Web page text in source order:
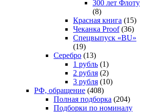
300 лет Флоту
(8)
Красная книга (15)
Чеканка Proof(36)
Спецвыпуск «BU»
(19)
Серебро (13)
1 рубль (1)
2 рубля (2)
3 рубля (10)
РФ, обращение (408)
Полная подборка (204)
Подборки по номиналу